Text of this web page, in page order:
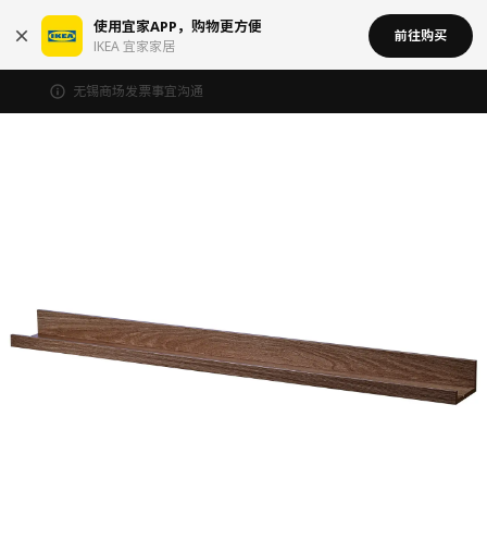
使用宜家APP，购物更方便
IKEA 宜家家居
前往购买
无锡商场发票事宜沟通